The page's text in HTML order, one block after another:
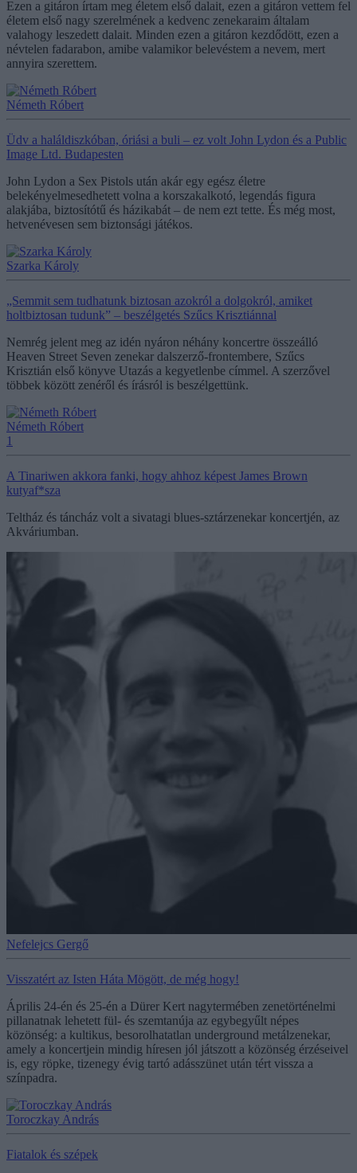
Ezen a gitáron írtam meg életem első dalait, ezen a gitáron vettem fel
életem első nagy szerelmének a kedvenc zenekaraim általam
valahogy leszedett dalait. Minden ezen a gitáron kezdődött, ezen a
névtelen fadarabon, amibe valamikor belevéstem a nevem, mert
annyira szerettem.
Németh Róbert
Üdv a haláldiszkóban, óriási a buli – ez volt John Lydon és a Public
Image Ltd. Budapesten
John Lydon a Sex Pistols után akár egy egész életre
belekényelmesedhetett volna a korszakalkotó, legendás figura
alakjába, biztosítótű és házikabát – de nem ezt tette. És még most,
hetvenévesen sem biztonsági játékos.
Szarka Károly
„Semmit sem tudhatunk biztosan azokról a dolgokról, amiket
holtbiztosan tudunk” – beszélgetés Szűcs Krisztiánnal
Nemrég jelent meg az idén nyáron néhány koncertre összeálló
Heaven Street Seven zenekar dalszerző-frontembere, Szűcs
Krisztián első könyve Utazás a kegyetlenbe címmel. A szerzővel
többek között zenéről és írásról is beszélgettünk.
Németh Róbert
1
A Tinariwen akkora fanki, hogy ahhoz képest James Brown
kutyaf*sza
Teltház és táncház volt a sivatagi blues-sztárzenekar koncertjén, az
Akváriumban.
Nefelejcs Gergő
Visszatért az Isten Háta Mögött, de még hogy!
Április 24-én és 25-én a Dürer Kert nagytermében zenetörténelmi
pillanatnak lehetett fül- és szemtanúja az egybegyűlt népes
közönség: a kultikus, besorolhatatlan underground metálzenekar,
amely a koncertjein mindig híresen jól játszott a közönség érzéseivel
is, egy röpke, tizenegy évig tartó adásszünet után tért vissza a
színpadra.
Toroczkay András
Fiatalok és szépek